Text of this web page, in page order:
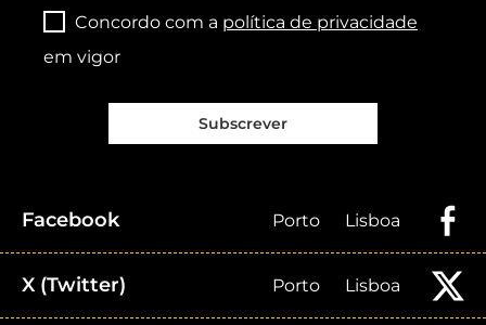
Concordo com a política de privacidade
em vigor
Subscrever
Facebook Porto Lisboa
X (Twitter) Porto Lisboa